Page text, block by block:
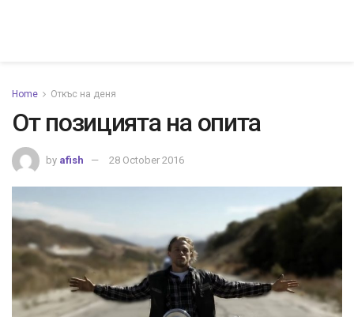
Home Откъс на деня
От позицията на опита
by afish 28 October 2016